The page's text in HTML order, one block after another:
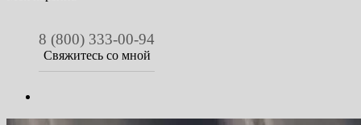
8 (800) 333-00-94
Свяжитесь со мной